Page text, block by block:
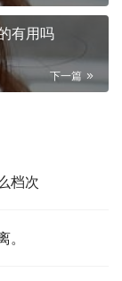
有用吗
下一篇
档次